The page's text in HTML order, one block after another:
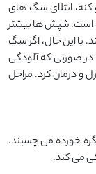
کنه، ابتلای سگ ‌های
است. شپش‌ ها بیشتر
با این حال، اگر سگ
صورتی که آلودگی
و درمان کرد. مراحل
خورده می ‌چسبند.
می ‌کند.